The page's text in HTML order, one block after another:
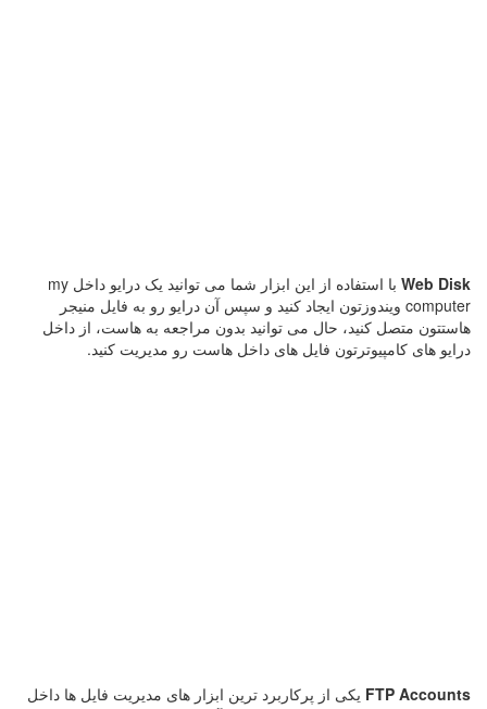
Web Disk
با استفاده از این ابزار شما می توانید یک درایو داخل my
computer ویندوزتون ایجاد کنید و سپس آن درایو رو به فایل منیجر
هاستتون متصل کنید، حال می توانید بدون مراجعه به هاست، از داخل
درایو های کامپیوترتون فایل های داخل هاست رو مدیریت کنید.
FTP Accounts یکی از پرکاربرد ترین ابزار های مدیریت فایل ها داخل